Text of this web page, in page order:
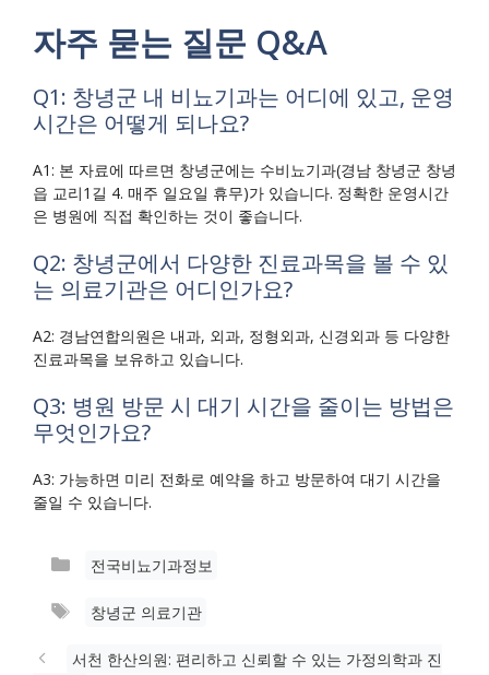
자주 묻는 질문 Q&A
Q1: 창녕군 내 비뇨기과는 어디에 있고, 운영
시간은 어떻게 되나요?
A1: 본 자료에 따르면 창녕군에는 수비뇨기과(경남 창녕군 창녕
읍 교리1길 4. 매주 일요일 휴무)가 있습니다. 정확한 운영시간
은 병원에 직접 확인하는 것이 좋습니다.
Q2: 창녕군에서 다양한 진료과목을 볼 수 있
는 의료기관은 어디인가요?
A2: 경남연합의원은 내과, 외과, 정형외과, 신경외과 등 다양한
진료과목을 보유하고 있습니다.
Q3: 병원 방문 시 대기 시간을 줄이는 방법은
무엇인가요?
A3: 가능하면 미리 전화로 예약을 하고 방문하여 대기 시간을
줄일 수 있습니다.
카
고
전국비뇨기과정보
태
창녕군 의료기관
서천 한산의원: 편리하고 신뢰할 수 있는 가정의학과 진